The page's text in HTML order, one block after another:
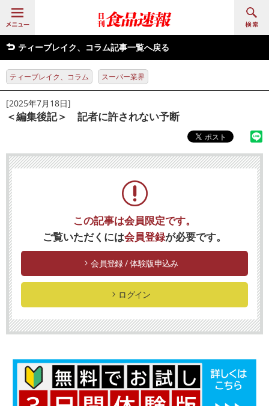
ティーブレイク、コラム記事一覧へ戻る
ティーブレイク、コラム スーパー業界
[2025年7月18日]
＜編集後記＞ 記者に許されない予断
この記事は会員限定です。
ご覧いただくには会員登録が必要です。
会員登録 / 体験版申込み
ログイン